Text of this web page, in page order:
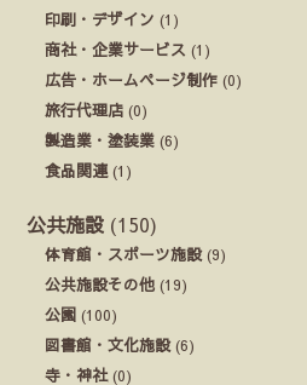
印刷・デザイン (1)
商社・企業サービス (1)
広告・ホームページ制作 (0)
旅行代理店 (0)
製造業・塗装業 (6)
食品関連 (1)
公共施設 (150)
体育館・スポーツ施設(9)
公共施設その他 (19)
公園 (100)
図書館・文化施設(6)
寺・神社(0)